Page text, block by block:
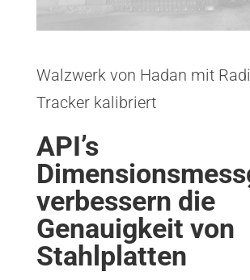
Walzwerk von Hadan mit
Tracker kalibriert
API’s
verbessern die
Genauigkeit von
Stahlplatten